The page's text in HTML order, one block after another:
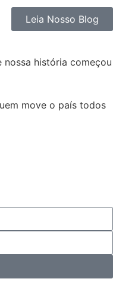
Leia Nosso Blog
história começou
move o país todos